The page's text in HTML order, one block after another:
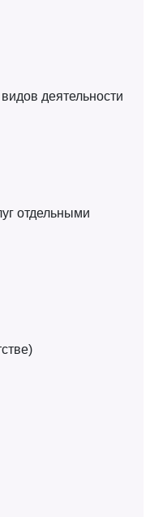
деятельности
отдельными